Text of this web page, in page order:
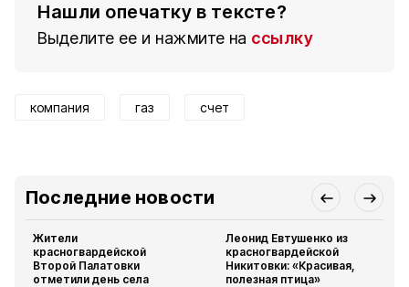
Нашли опечатку в тексте?
Выделите ее и нажмите на ссылку
компания газ счет
Последние новости
Жители
красногвардейской
Второй Палатовки
отметили день села
Леонид Евтушенко из
красногвардейской
Никитовки: «Красивая,
полезная птица»